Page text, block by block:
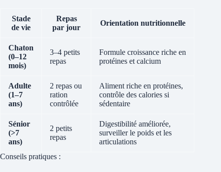
Stade
de vie
Repas
par jour
Orientation nutritionnelle
Chaton
(0–12
mois)
3–4 petits
repas
Formule croissance riche en
protéines et calcium
Adulte
(1–7
ans)
2 repas ou
ration
contrôlée
Aliment riche en protéines,
contrôle des calories si
sédentaire
Sénior
(>7
ans)
2 petits
repas
Digestibilité améliorée,
surveiller le poids et les
articulations
Conseils pratiques :